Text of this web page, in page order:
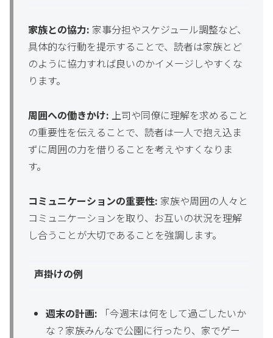
家族との協力: 家事分担やスケジュール調整など、
具体的な行動を提示することで、読者は家族とど
のように協力すれば良いのかイメージしやすくな
ります。
周囲への働きかけ: 上司や同僚に理解を求めること
の重要性を伝えることで、読者は一人で抱え込ま
ずに周囲の力を借りることを考えやすくなりま
す。
コミュニケーションの重要性: 家族や周囲の人々と
コミュニケーションを取り、お互いの状況を理解
し合うことが大切であることを強調します。
声掛けの例
週末の計画: 「今週末は何をして過ごしたいか
な？家族みんなで公園に行ったり、家でゲー